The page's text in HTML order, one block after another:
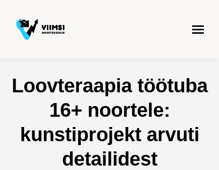
Loovteraapia töötuba
16+ noortele:
kunstiprojekt arvuti
detailidest